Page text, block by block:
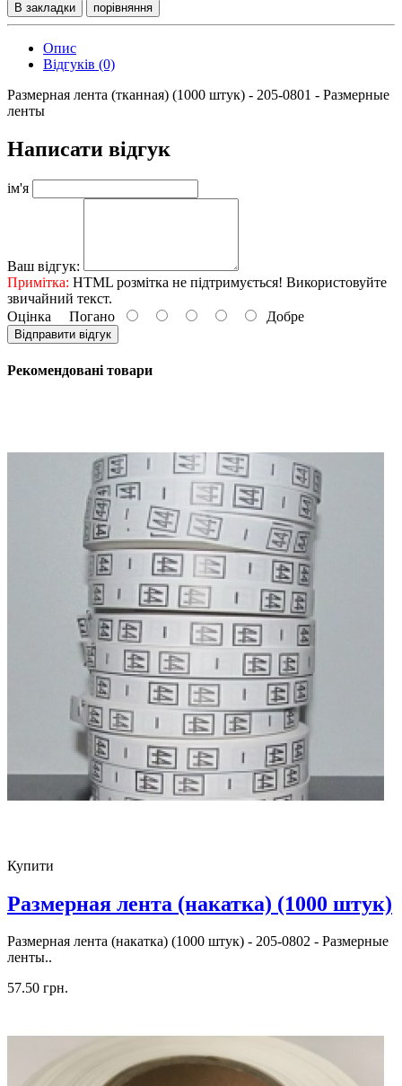
В закладки порівняння
Опис
Відгуків (0)
Размерная лента (тканная) (1000 штук) - 205-0801 - Размерные
ленты
Написати відгук
ім'я
Ваш відгук:
Примітка: HTML розмітка не підтримується! Використовуйте
звичайний текст.
Оцінка Погано Добре
Відправити відгук
Рекомендовані товари
Купити
Размерная лента (накатка) (1000 штук)
Размерная лента (накатка) (1000 штук) - 205-0802 - Размерные
ленты..
57.50 грн.